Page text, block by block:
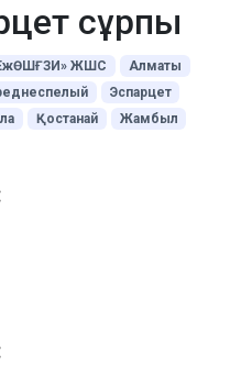
сұрпы
ЖШС
Алматы
Эспарцет
Қостанай
Жамбыл